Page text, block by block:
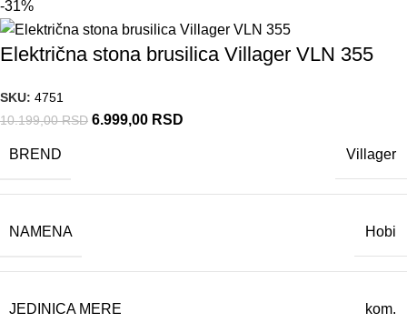
-31%
Električna stona brusilica Villager VLN 355
SKU: 4751
10.199,00RSD 6.999,00 RSD
BREND Villager
NAMENA Hobi
JEDINICA MERE kom.